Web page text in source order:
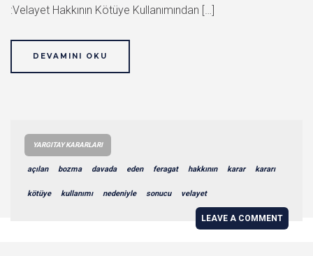
:Velayet Hakkının Kötüye Kullanımından […]
DEVAMINI OKU
YARGITAY KARARLARI
açılan bozma davada eden feragat hakkının karar kararı
kötüye kullanımı nedeniyle sonucu velayet
LEAVE A COMMENT